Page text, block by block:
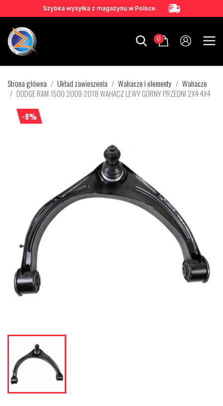
Szybka wysyłka z magazynu w Polsce.
0
Strona główna Układ zawieszenia Wahacze i elementy
Wahacze
DODGE RAM 1500 2009-2018 WAHACZ LEWY GÓRNY PRZEDNI 2X4 4X4
-8%